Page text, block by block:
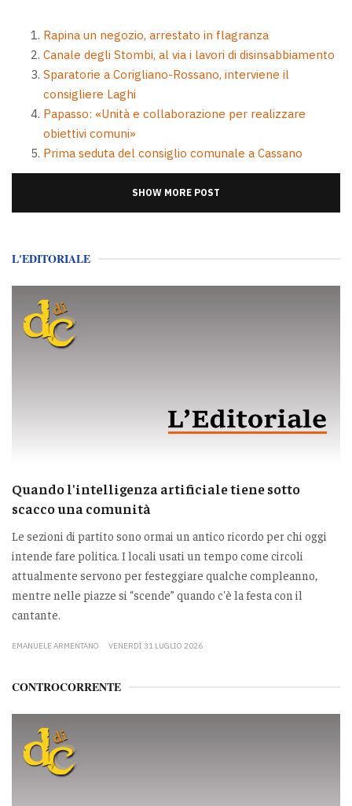
Rapina un negozio, arrestato in flagranza
Canale degli Stombi, al via i lavori di disinsabbiamento
Sparatorie a Corigliano-Rossano, interviene il
consigliere Laghi
Papasso: «Unità e collaborazione per realizzare
obiettivi comuni»
Prima seduta del consiglio comunale a Cassano
SHOW MORE POST
L'EDITORIALE
Quando l'intelligenza artificiale tiene sotto
scacco una comunità
Le sezioni di partito sono ormai un antico ricordo per chi oggi
intende fare politica. I locali usati un tempo come circoli
attualmente servono per festeggiare qualche compleanno,
mentre nelle piazze si “scende” quando c'è la festa con il
cantante.
EMANUELE ARMENTANO VENERDÌ 31 LUGLIO 2026
CONTROCORRENTE